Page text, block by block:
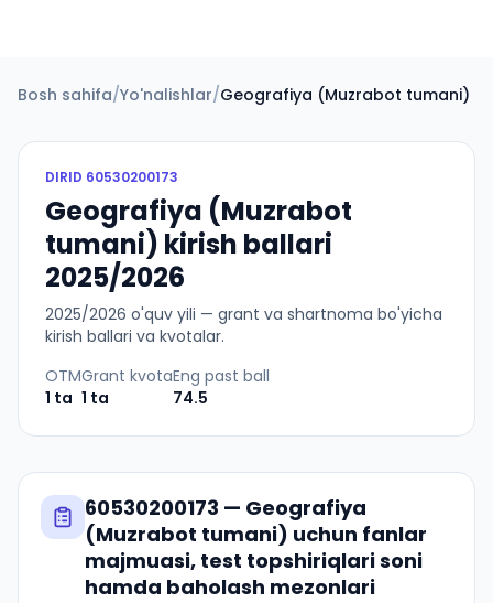
Bosh sahifa/Yo'nalishlar/Geografiya (Muzrabot tumani)
DIRID 60530200173
Geografiya (Muzrabot
tumani) kirish ballari
2025/2026
2025/2026 o'quv yili — grant va shartnoma bo'yicha
kirish ballari va kvotalar.
OTM
1 ta
Grant kvota
1 ta
Eng past ball
74.5
60530200173 — Geografiya
(Muzrabot tumani) uchun fanlar
majmuasi, test topshiriqlari soni
hamda baholash mezonlari